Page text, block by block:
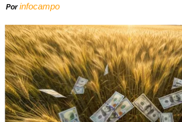
Porinfocampo